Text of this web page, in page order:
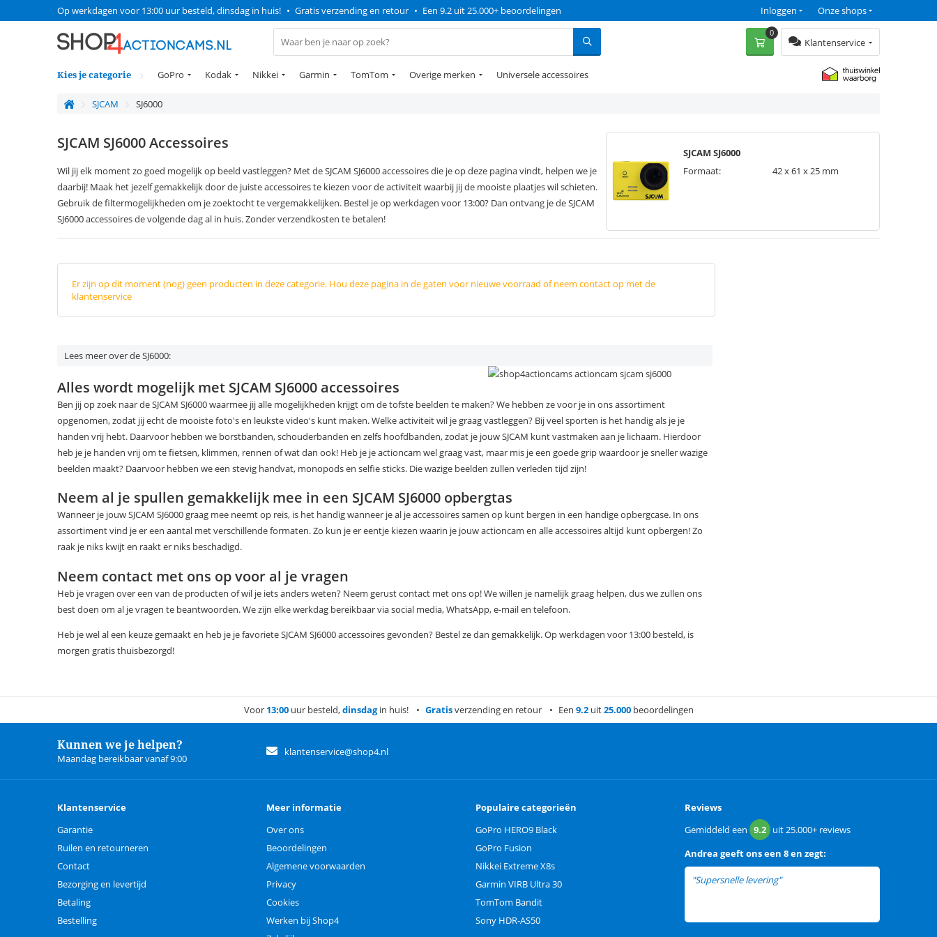
Op werkdagen voor 13:00 uur besteld, dinsdag in huis! • Gratis verzending en retour • Een 9.2 uit 25.000+ beoordelingen Onze shops
Inloggen
Klantenservice
0
Kies je categorie GoPro Kodak Nikkei Garmin TomTom Overige merken Universele accessoires
SJCAM SJ6000
SJCAM SJ6000 Accessoires
Wil jij elk moment zo goed mogelijk op beeld vastleggen? Met de SJCAM SJ6000 accessoires die je op deze pagina vindt, helpen we je
daarbij! Maak het jezelf gemakkelijk door de juiste accessoires te kiezen voor de activiteit waarbij jij de mooiste plaatjes wil schieten.
Gebruik de filtermogelijkheden om je zoektocht te vergemakkelijken. Bestel je op werkdagen voor 13:00? Dan ontvang je de SJCAM
SJ6000 accessoires de volgende dag al in huis. Zonder verzendkosten te betalen!
SJCAM SJ6000
Formaat:
42 x 61 x 25 mm
Er zijn op dit moment (nog) geen producten in deze categorie. Hou deze pagina in de gaten voor nieuwe voorraad of neem contact op met de
klantenservice
Lees meer over de SJ6000:
Alles wordt mogelijk met SJCAM SJ6000 accessoires
Ben jij op zoek naar de SJCAM SJ6000 waarmee jij alle mogelijkheden krijgt om de tofste beelden te maken? We hebben ze voor je in ons assortiment
opgenomen, zodat jij echt de mooiste foto's en leukste video's kunt maken. Welke activiteit wil je graag vastleggen? Bij veel sporten is het handig als je je
handen vrij hebt. Daarvoor hebben we borstbanden, schouderbanden en zelfs hoofdbanden, zodat je jouw SJCAM kunt vastmaken aan je lichaam. Hierdoor
heb je je handen vrij om te fietsen, klimmen, rennen of wat dan ook! Heb je je actioncam wel graag vast, maar mis je een goede grip waardoor je sneller wazige
beelden maakt? Daarvoor hebben we een stevig handvat, monopods en selfie sticks. Die wazige beelden zullen verleden tijd zijn!
Neem al je spullen gemakkelijk mee in een SJCAM SJ6000 opbergtas
Wanneer je jouw SJCAM SJ6000 graag mee neemt op reis, is het handig wanneer je al je accessoires samen op kunt bergen in een handige opbergcase. In ons
assortiment vind je er een aantal met verschillende formaten. Zo kun je er eentje kiezen waarin je jouw actioncam en alle accessoires altijd kunt opbergen! Zo
raak je niks kwijt en raakt er niks beschadigd.
Neem contact met ons op voor al je vragen
Heb je vragen over een van de producten of wil je iets anders weten? Neem gerust contact met ons op! We willen je namelijk graag helpen, dus we zullen ons
best doen om al je vragen te beantwoorden. We zijn elke werkdag bereikbaar via social media, WhatsApp, e-mail en telefoon.
Heb je wel al een keuze gemaakt en heb je je favoriete SJCAM SJ6000 accessoires gevonden? Bestel ze dan gemakkelijk. Op werkdagen voor 13:00 besteld, is
morgen gratis thuisbezorgd!
Voor 13:00uur besteld,dinsdagin huis! Gratisverzending en retour Een 9.2uit25.000beoordelingen
Kunnen we je helpen?
Maandag bereikbaar vanaf 9:00
klantenservice@shop4.nl
Klantenservice
Garantie
Ruilen en retourneren
Contact
Bezorging en levertijd
Betaling
Bestelling
Meer informatie
Over ons
Beoordelingen
Algemene voorwaarden
Privacy
Cookies
Werken bij Shop4
Populaire categorieën
GoPro HERO9 Black
GoPro Fusion
Nikkei Extreme X8s
Garmin VIRB Ultra 30
TomTom Bandit
Sony HDR-AS50
Reviews
Gemiddeld een 9.2 uit25.000+ reviews
Andrea geeft ons een 8 en zegt:
"Supersnelle levering"